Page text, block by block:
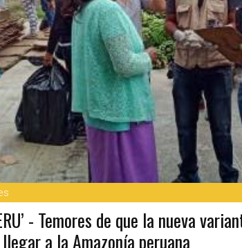
- Temores de que la nueva
a la Amazonía peruana